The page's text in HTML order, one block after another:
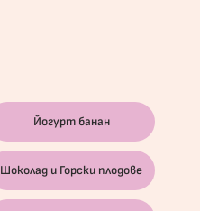
Йогурт банан
Шоколад и Горски плодове